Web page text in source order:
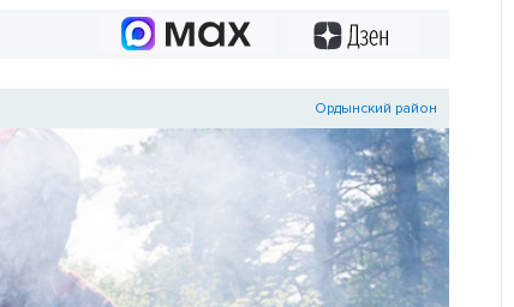
Ордынский район